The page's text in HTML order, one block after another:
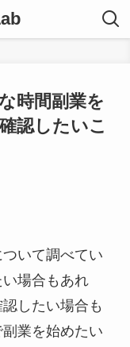
時間副業を
認したいこ
いて調べてい
場合もあれ
したい場合も
業を始めたい